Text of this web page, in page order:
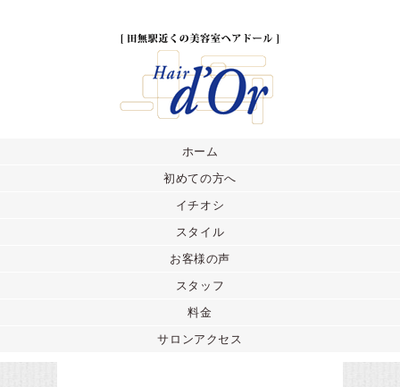
ホーム
初めての方へ
イチオシ
スタイル
お客様の声
スタッフ
料金
サロンアクセス